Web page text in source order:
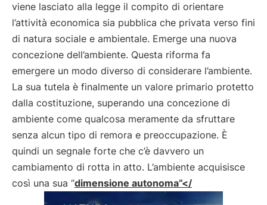
viene lasciato alla legge il compito di orientare
l’attività economica sia pubblica che privata verso fini
di natura sociale e ambientale. Emerge una nuova
concezione dell’ambiente. Questa riforma fa
emergere un modo diverso di considerare l’ambiente.
La sua tutela è finalmente un valore primario protetto
dalla costituzione, superando una concezione di
ambiente come qualcosa meramente da sfruttare
senza alcun tipo di remora e preoccupazione. È
quindi un segnale forte che c’è davvero un
cambiamento di rotta in atto. L’ambiente acquisisce
così una sua “dimensione autonoma”</